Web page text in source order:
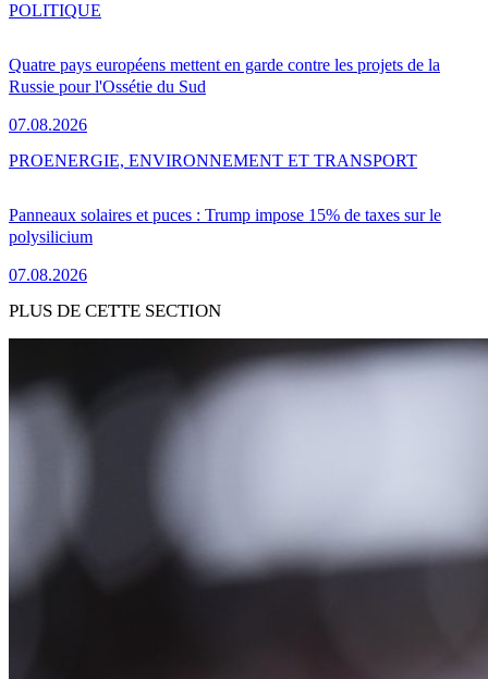
Quatre pays européens mettent en garde contre les projets de la
Russie pour l'Ossétie du Sud
07.08.2026
POLITIQUE
Panneaux solaires et puces : Trump impose 15% de taxes sur le
polysilicium
07.08.2026
PROENERGIE, ENVIRONNEMENT ET TRANSPORT
PLUS DE CETTE SECTION